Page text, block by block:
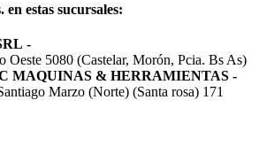
estas sucursales:
-
Oeste 5080 (Castelar, Morón, Pcia. Bs As)
MAQUINAS & HERRAMIENTAS -
Marzo (Norte) (Santa rosa) 171